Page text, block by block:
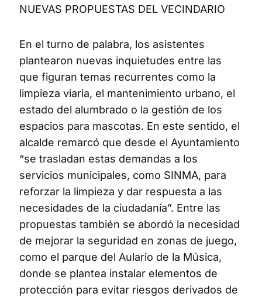
NUEVAS PROPUESTAS DEL VECINDARIO
En el turno de palabra, los asistentes
plantearon nuevas inquietudes entre las
que figuran temas recurrentes como la
limpieza viaria, el mantenimiento urbano, el
estado del alumbrado o la gestión de los
espacios para mascotas. En este sentido, el
alcalde remarcó que desde el Ayuntamiento
“se trasladan estas demandas a los
servicios municipales, como SINMA, para
reforzar la limpieza y dar respuesta a las
necesidades de la ciudadanía”. Entre las
propuestas también se abordó la necesidad
de mejorar la seguridad en zonas de juego,
como el parque del Aulario de la Música,
donde se plantea instalar elementos de
protección para evitar riesgos derivados de